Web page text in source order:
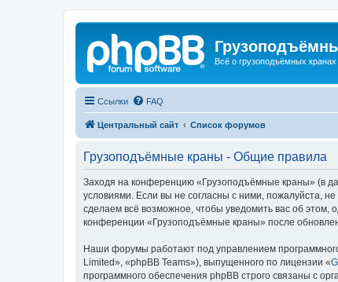
Всё о грузоподъёмных кранах
Ссылки FAQ
Центральный сайт Список форумов
Грузоподъёмные краны - Общие правила
Заходя на конференцию «Грузоподъёмные краны» (в
условиями. Если вы не согласны с ними, пожалуйста,
сделаем всё возможное, чтобы уведомить вас об этом,
конференции «Грузоподъёмные краны» после
Наши форумы работают под управлением
Limited», «phpBB Teams»), выпущенного по лицензии «
программного обеспечения phpBB строго связаны с